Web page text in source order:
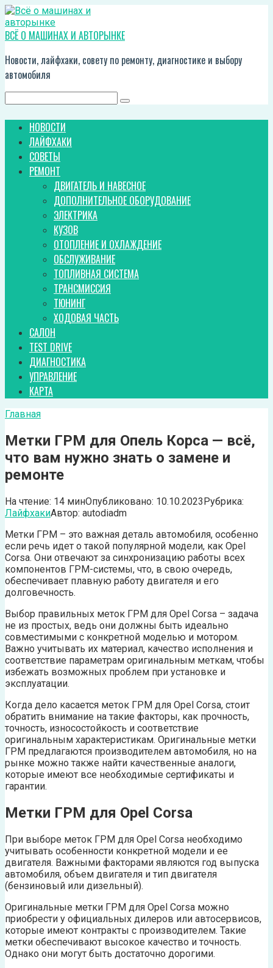
Перейти
к
контенту
ВСЁ О МАШИНАХ И АВТОРЫНКЕ
Новости, лайфхаки, совету по ремонту, диагностике и выбору
автомобиля
НОВОСТИ
ЛАЙФХАКИ
СОВЕТЫ
РЕМОНТ
ДВИГАТЕЛЬ И НАВЕСНОЕ
ДОПОЛНИТЕЛЬНОЕ ОБОРУДОВАНИЕ
ЭЛЕКТРИКА
КУЗОВ
ОТОПЛЕНИЕ И ОХЛАЖДЕНИЕ
ОБСЛУЖИВАНИЕ
ТОПЛИВНАЯ СИСТЕМА
ТРАНСМИССИЯ
ТЮНИНГ
ХОДОВАЯ ЧАСТЬ
САЛОН
TEST DRIVE
ДИАГНОСТИКА
УПРАВЛЕНИЕ
КАРТА
Главная
Метки ГРМ для Опель Корса — всё,
что вам нужно знать о замене и
ремонте
На чтение: 14 минОпубликовано: 10.10.2023Рубрика:
ЛайфхакиАвтор: autodiadm
Метки ГРМ – это важная деталь автомобиля, особенно
если речь идет о такой популярной модели, как Opel
Corsa. Они отвечают за синхронизацию работы всех
компонентов ГРМ-системы, что, в свою очередь,
обеспечивает плавную работу двигателя и его
долговечность.
Выбор правильных меток ГРМ для Opel Corsa – задача
не из простых, ведь они должны быть идеально
совместимыми с конкретной моделью и мотором.
Важно учитывать их материал, качество исполнения и
соответствие параметрам оригинальным меткам, чтобы
избежать возможных проблем при установке и
эксплуатации.
Когда дело касается меток ГРМ для Opel Corsa, стоит
обратить внимание на такие факторы, как прочность,
точность, износостойкость и соответствие
оригинальным характеристикам. Оригинальные метки
ГРМ предлагаются производителем автомобиля, но на
рынке можно также найти качественные аналоги,
которые имеют все необходимые сертификаты и
гарантии.
Метки ГРМ для Opel Corsa
При выборе меток ГРМ для Opel Corsa необходимо
учитывать особенности конкретной модели и ее
двигателя. Важными факторами являются год выпуска
автомобиля, объем двигателя и тип двигателя
(бензиновый или дизельный).
Оригинальные метки ГРМ для Opel Corsa можно
приобрести у официальных дилеров или автосервисов,
которые имеют контракты с производителем. Такие
метки обеспечивают высокое качество и точность.
Однако они могут быть достаточно дорогими.